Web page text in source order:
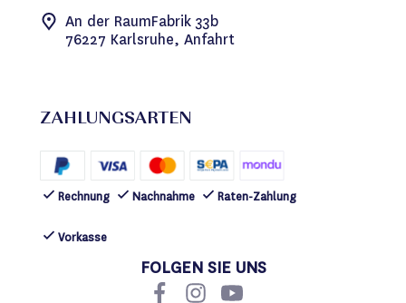
An der RaumFabrik 33b
76227 Karlsruhe, Anfahrt
ZAHLUNGSARTEN
Rechnung Nachnahme Raten-Zahlung
Vorkasse
FOLGEN SIE UNS